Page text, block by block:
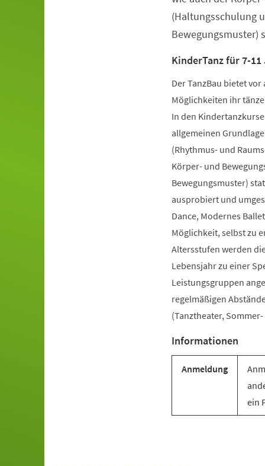
(Haltungsschulung
Bewegungsmuster)
KinderTanz für 7-
Der TanzBau bietet
Möglichkeiten ihr
In den
allgemeinen
(Rhythmus- und
Körper- und
Bewegungsmuster)
ausprobiert und
Dance, Modernes
Möglichkeit, selbst zu
Altersstufen werden
Lebensjahr zu einer
Leistungsgruppen
regelmäßigen
(Tanztheater,
Informationen
Anmeldung
ein